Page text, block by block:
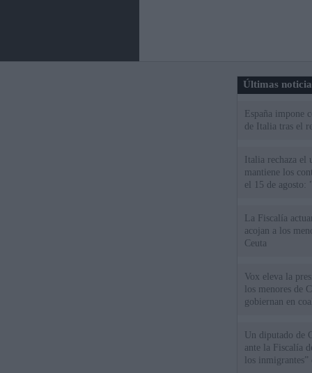
Últimas
España impone
de Italia tras el
Italia rechaza
mantiene los
el 15 de agosto:
La Fiscalía
acojan a los
Ceuta
Vox eleva la
los menores de
gobiernan en
Un diputado de
ante la Fiscalía
los inmigrantes”